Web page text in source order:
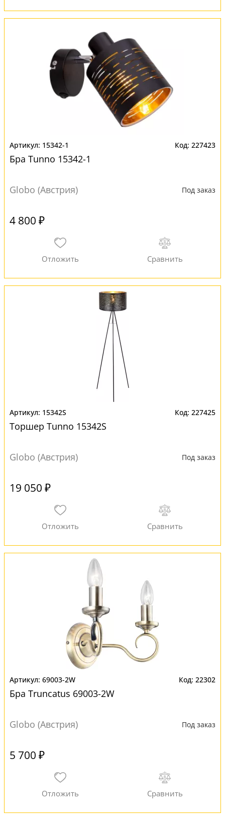
15342-1 227423
Бра Tunno 15342-1
Globo (Австрия) Под заказ
4 800 ₽
15342S 227425
Торшер Tunno 15342S
Globo (Австрия) Под заказ
19 050 ₽
69003-2W 22302
Бра Truncatus 69003-2W
Globo (Австрия) Под заказ
5 700 ₽